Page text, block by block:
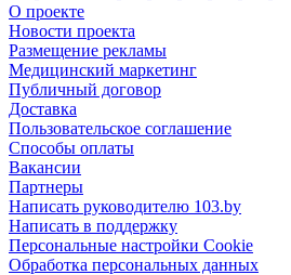
О проекте
Новости проекта
Размещение рекламы
Медицинский маркетинг
Публичный договор
Доставка
Пользовательское соглашение
Способы оплаты
Вакансии
Партнеры
Написать руководителю 103.by
Написать в поддержку
Персональные настройки Cookie
Обработка персональных данных